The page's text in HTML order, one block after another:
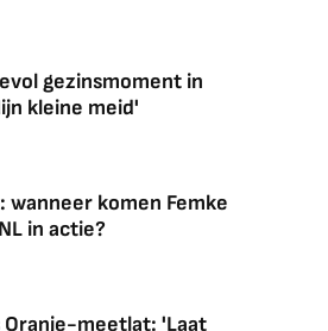
gezinsmoment in
kleine meid'
wanneer komen Femke
in actie?
meetlat: 'Laat